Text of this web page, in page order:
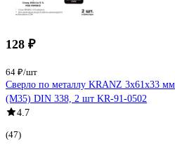
128 ₽
64 ₽/шт
Сверло по металлу KRANZ 3x61x33
(М35) DIN 338, 2 шт KR-91-0502
4.7
(47)